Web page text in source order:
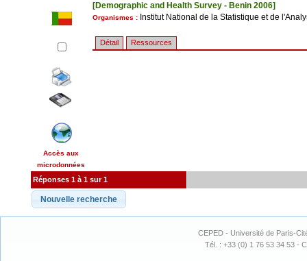
Accès aux
microdonnées
[Demographic and Health Survey - Benin 2006]
Organismes : Institut National de la Statistique et de
Détail Ressources
Réponses 1 à 1 sur 1
CEPED - Université de Paris-
Tél. : +33 (0) 1 76 53 34 53 -